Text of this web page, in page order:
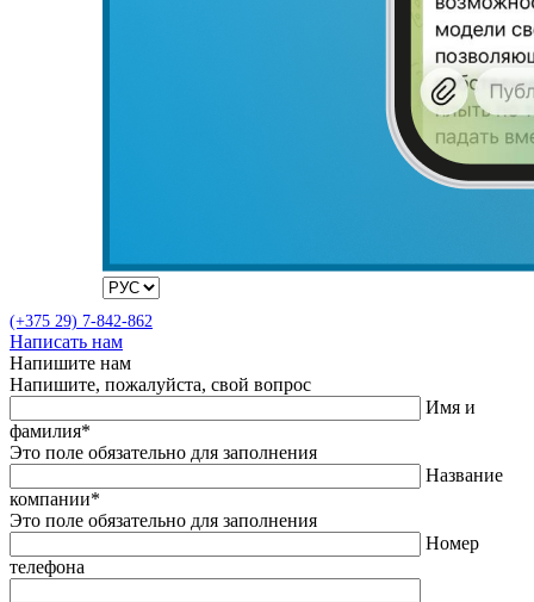
(+375 29) 7-842-862
Написать нам
Напишите нам
Напишите, пожалуйста, свой вопрос
Имя и
фамилия*
Это поле обязательно для заполнения
Название
компании*
Это поле обязательно для заполнения
Номер
телефона